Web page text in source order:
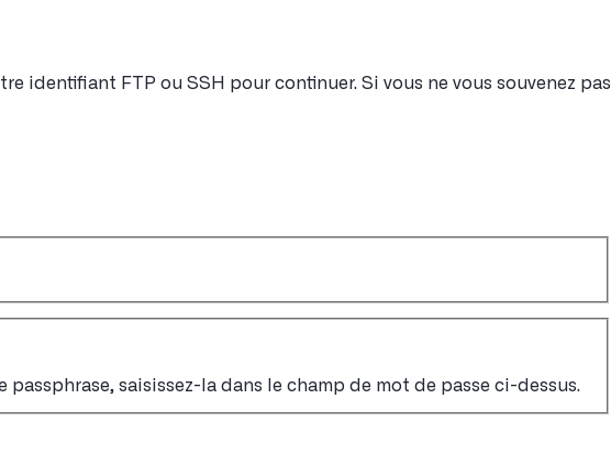
identifiant FTP ou SSH pour continuer. Si vous ne vous souvenez pas
saisissez-la dans le champ de mot de passe ci-dessus.